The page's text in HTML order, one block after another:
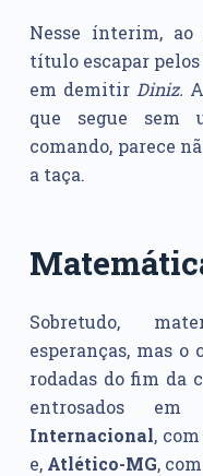
Nesse ínterim, ao
título escapar pelos
em demitir Diniz.
que segue sem
comando, parece
a taça.
Sobretudo,
esperanças, mas
rodadas do fim da
entrosados
Internacional,
e, Atlético-MG,